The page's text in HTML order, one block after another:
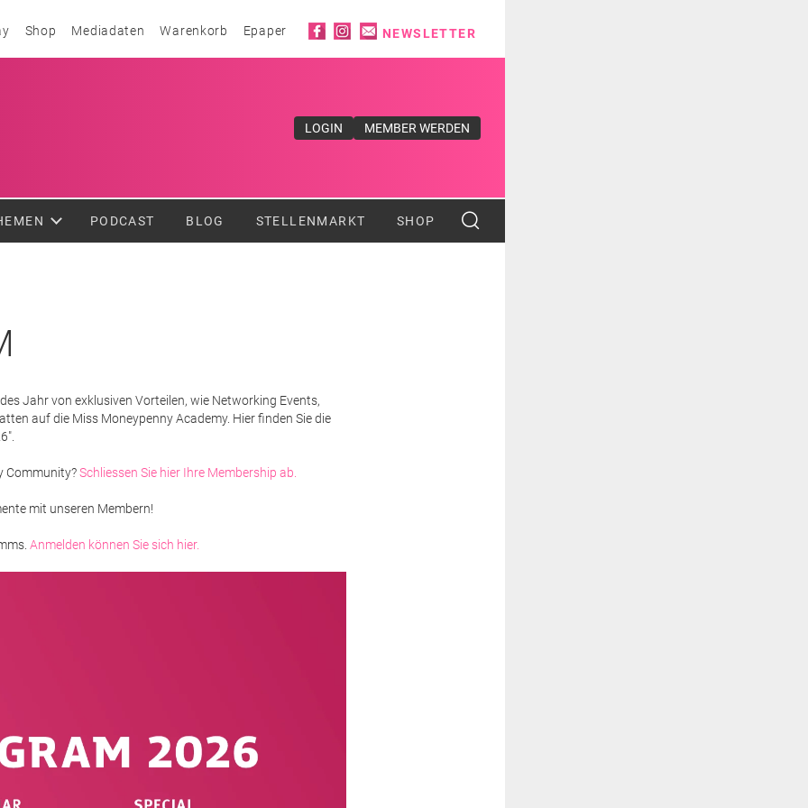
Shop Mediadaten Warenkorb Epaper Social iconsNEWSLETTER
LOGIN MEMBER WERDEN
PODCAST BLOG STELLENMARKT SHOP
Jahr von exklusiven Vorteilen, wie Networking Events,
auf die Miss Moneypenny Academy. Hier finden Sie die
Community?Schliessen Sie hier Ihre Membership ab.
mit unseren Membern!
Anmelden können Sie sich hier.